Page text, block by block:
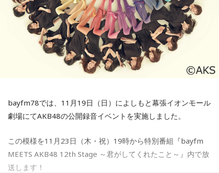
の姿を想像する「アニマル音図鑑」、動物の生態に迫る「ク
イズ！アニマルポン！」、動物の疑問に答える「教えてアニ
マル先生！」、広島市安佐動物公園の最新情報をお届けする
「安佐 ZOO NEWS」のコーナーのほかに、毎月番組オリジナ
ルソング「アニ音」を制作。「ダチョウのタマゴはニワトリ
の25倍」「OH！ サンショウウオ」など、楽しいタイトルの
コント風の進行など作り込んだ企画が盛りだくさんで、番組
みてくださいね！
■放送日時：毎週土曜日 9時〜9時30分
太朗さんがゲストとして登場しました。
3人によるフリートークからスタートし、お題に対して世代別
のアンサーを導き出すコーナー「ミクラジ・ジェネレーショ
ンQ！」、番組からMixChannelにアップしたお題をユーザー
に投稿してもらう「ミクチャLABO」、事前に募集した江口さ
実施。そして終盤には、目玉企画であるMixChannelでの「生
配信」が行われました！
大いに盛り上がったこのイベントの模様を、11月25日（土）
と12月2日（土）の2週に渡ってオンエア！ どうぞお聴き逃
bayfm78では、11月19日（日）によしもと幕張イオンモール
劇場にてAKB48の公開録音イベントを実施しました。
この模様を11月23日（木・祝）19時から特別番組『bayfm
MEETS AKB48 12th Stage ～君がしてくれたこと～』内で放
送します！